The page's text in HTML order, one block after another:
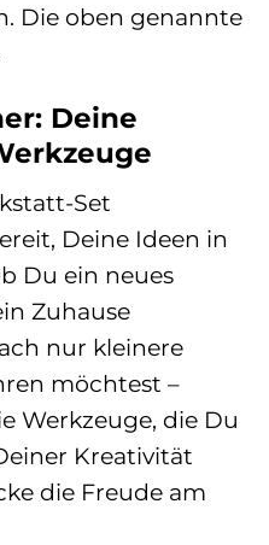
Die oben genannte
Deine
Set
Deine Ideen in
Du ein neues
Zuhause
nur kleinere
möchtest –
Werkzeuge, die Du
Kreativität
die Freude am